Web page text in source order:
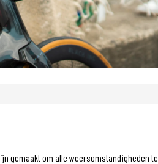
gemaakt om alle weersomstandigheden te